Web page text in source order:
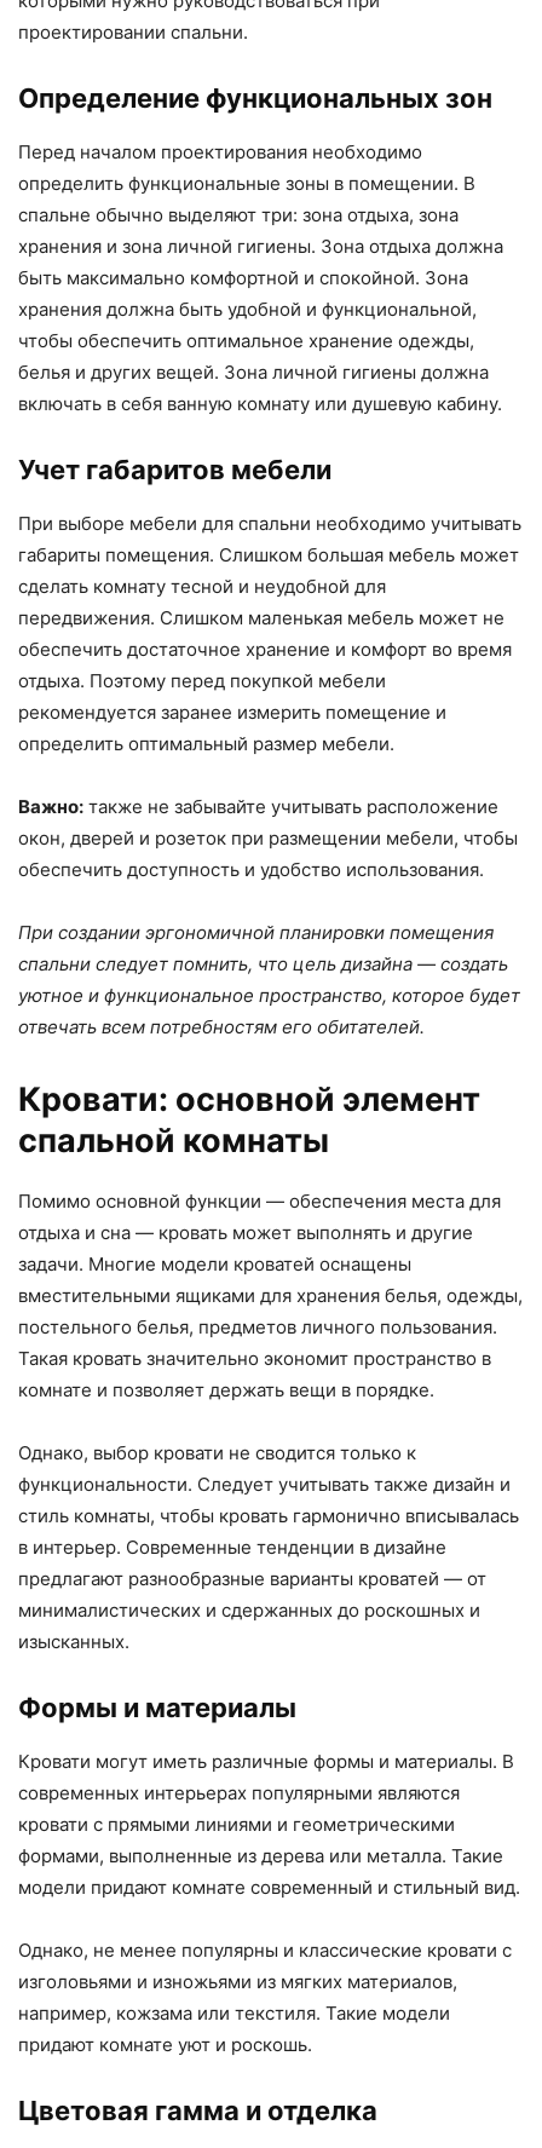
проектировании спальни.
Определение функциональных зон
Перед началом проектирования необходимо
определить функциональные зоны в помещении. В
спальне обычно выделяют три: зона отдыха, зона
хранения и зона личной гигиены. Зона отдыха должна
быть максимально комфортной и спокойной. Зона
хранения должна быть удобной и функциональной,
чтобы обеспечить оптимальное хранение одежды,
белья и других вещей. Зона личной гигиены должна
включать в себя ванную комнату или душевую кабину.
Учет габаритов мебели
При выборе мебели для спальни необходимо учитывать
габариты помещения. Слишком большая мебель может
сделать комнату тесной и неудобной для
передвижения. Слишком маленькая мебель может не
обеспечить достаточное хранение и комфорт во время
отдыха. Поэтому перед покупкой мебели
рекомендуется заранее измерить помещение и
определить оптимальный размер мебели.
Важно: также не забывайте учитывать расположение
окон, дверей и розеток при размещении мебели, чтобы
обеспечить доступность и удобство использования.
При создании эргономичной планировки помещения
спальни следует помнить, что цель дизайна — создать
уютное и функциональное пространство, которое будет
отвечать всем потребностям его обитателей.
Кровати: основной элемент
спальной комнаты
Помимо основной функции — обеспечения места для
отдыха и сна — кровать может выполнять и другие
задачи. Многие модели кроватей оснащены
вместительными ящиками для хранения белья, одежды,
постельного белья, предметов личного пользования.
Такая кровать значительно экономит пространство в
комнате и позволяет держать вещи в порядке.
Однако, выбор кровати не сводится только к
функциональности. Следует учитывать также дизайн и
стиль комнаты, чтобы кровать гармонично вписывалась
в интерьер. Современные тенденции в дизайне
предлагают разнообразные варианты кроватей — от
минималистических и сдержанных до роскошных и
изысканных.
Формы и материалы
Кровати могут иметь различные формы и материалы. В
современных интерьерах популярными являются
кровати с прямыми линиями и геометрическими
формами, выполненные из дерева или металла. Такие
модели придают комнате современный и стильный вид.
Однако, не менее популярны и классические кровати с
изголовьями и изножьями из мягких материалов,
например, кожзама или текстиля. Такие модели
придают комнате уют и роскошь.
Цветовая гамма и отделка